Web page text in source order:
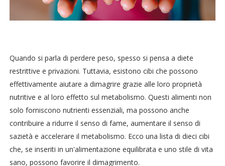
Quando si parla di perdere peso, spesso si pensa a diete
restrittive e privazioni. Tuttavia, esistono cibi che possono
effettivamente aiutare a dimagrire grazie alle loro proprietà
nutritive e al loro effetto sul metabolismo. Questi alimenti non
solo forniscono nutrienti essenziali, ma possono anche
contribuire a ridurre il senso di fame, aumentare il senso di
sazietà e accelerare il metabolismo. Ecco una lista di dieci cibi
che, se inseriti in un'alimentazione equilibrata e uno stile di vita
sano, possono favorire il dimagrimento.